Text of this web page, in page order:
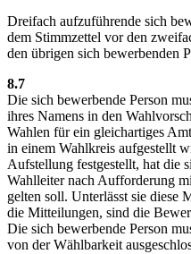
Dreifach aufzuführende sich
dem Stimmzettel vor den
den übrigen sich bewerbenden
8.7
Die sich bewerbende Person
ihres Namens in den
Wahlen für ein gleichartiges
in einem Wahlkreis aufgestellt
Aufstellung festgestellt, hat die
Wahlleiter nach Aufforderung
gelten soll. Unterlässt sie diese
die Mitteilungen, sind die
Die sich bewerbende Person
von der Wählbarkeit